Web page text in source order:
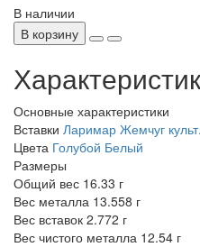
В наличии
В корзину
Основные характеристики
Вставки Ларимар Жемчуг культ.
Цвета Голубой Белый
Размеры
Общий вес 16.33 г
Вес металла 13.558 г
Вес вставок 2.772 г
Вес чистого металла 12.54 г